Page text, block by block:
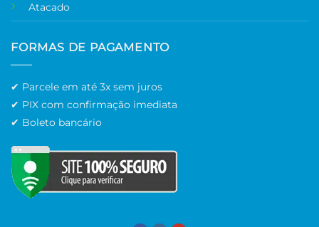
Atacado
FORMAS DE PAGAMENTO
✔ Parcele em até 3x sem juros
✔ PIX com confirmação imediata
✔ Boleto bancário